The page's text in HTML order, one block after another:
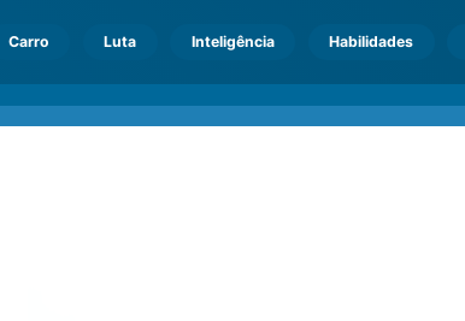
Carro Luta Inteligência Habilidades